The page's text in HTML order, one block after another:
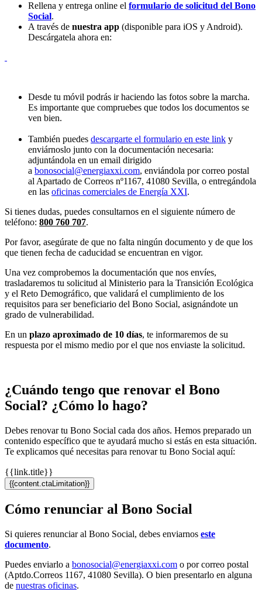
Rellena y entrega online el formulario de solicitud del Bono
Social.
A través de nuestra app (disponible para iOS y Android).
Descárgatela ahora en:
Desde tu móvil podrás ir haciendo las fotos sobre la marcha.
Es importante que compruebes que todos los documentos se
ven bien.
También puedes descargarte el formulario en este link y
enviárnoslo junto con la documentación necesaria:
adjuntándola en un email dirigido
a bonosocial@energiaxxi.com, enviándola por correo postal
al Apartado de Correos nº1167, 41080 Sevilla, o entregándola
en las oficinas comerciales de Energía XXI.
Si tienes dudas, puedes consultarnos en el siguiente número de
teléfono: 800 760 707.
Por favor, asegúrate de que no falta ningún documento y de que los
que tienen fecha de caducidad se encuentran en vigor.
Una vez comprobemos la documentación que nos envíes,
trasladaremos tu solicitud al Ministerio para la Transición Ecológica
y el Reto Demográfico, que validará el cumplimiento de los
requisitos para ser beneficiario del Bono Social, asignándote un
grado de vulnerabilidad.
En un plazo aproximado de 10 días, te informaremos de su
respuesta por el mismo medio por el que nos enviaste la solicitud.
¿Cuándo tengo que renovar el Bono
Social? ¿Cómo lo hago?
Debes renovar tu Bono Social cada dos años. Hemos preparado un
contenido específico que te ayudará mucho si estás en esta situación.
Te explicamos qué necesitas para renovar tu Bono Social aquí:
{{link.title}}
{{content.ctaLimitation}}
Cómo renunciar al Bono Social
Si quieres renunciar al Bono Social, debes enviarnos este
documento.
Puedes enviarlo a bonosocial@energiaxxi.com o por correo postal
(Aptdo.Correos 1167, 41080 Sevilla). O bien presentarlo en alguna
de nuestras oficinas.